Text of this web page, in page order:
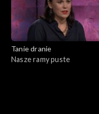
Tanie dranie
Nasze ramy puste